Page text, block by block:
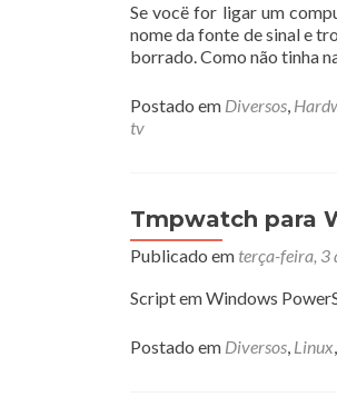
Se vocë for ligar um
nome da fonte de sinal e
borrado. Como não tinha
Postado em Diversos,
tv
Tmpwatch para
Publicado em terça-feira, 3
Script em Windows
Postado em Diversos, Linux,